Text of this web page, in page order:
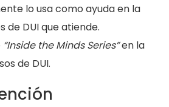
lo usa como ayuda en la
de DUI que atiende.
“Inside the Minds Series”en la
de DUI.